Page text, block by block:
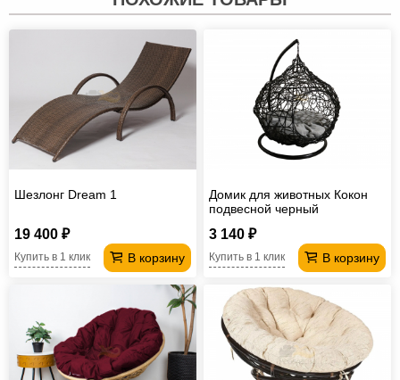
Шезлонг Dream 1
19 400 ₽
В корзину
Купить в 1 клик
Домик для животных Кокон
подвесной черный
3 140 ₽
В корзину
Купить в 1 клик